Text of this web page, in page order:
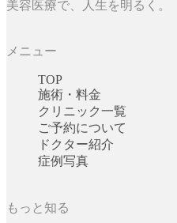
美容医療で、人生を明るく。
メニュー
TOP
施術・料金
クリニック一覧
ご予約について
ドクター紹介
症例写真
もっと知る